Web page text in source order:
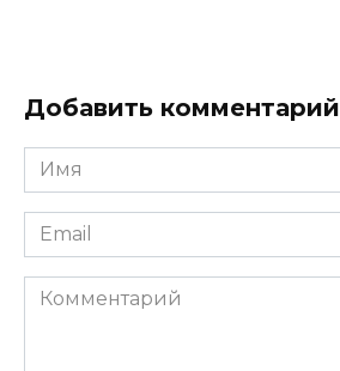
Добавить комментарий
Имя
*
Email
*
Комментарий